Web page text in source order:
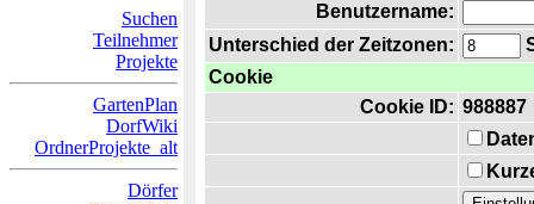
Suchen
Teilnehmer
Projekte
GartenPlan
DorfWiki
OrdnerProjekte_alt
Dörfer
Benutzername:
Unterschied der Zeitzonen:
Cookie
Cookie ID: 988887